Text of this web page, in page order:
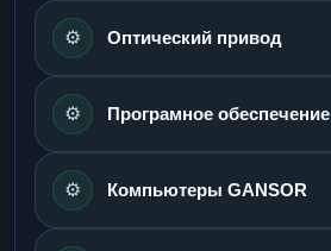
⚙️ Оптический привод
⚙️ Програмное обеспечение
⚙️ Компьютеры GANSOR